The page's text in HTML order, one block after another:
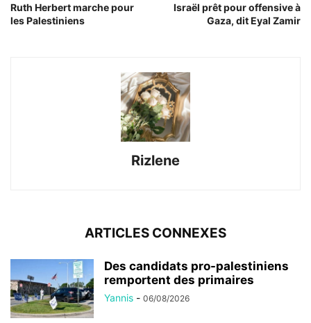
Ruth Herbert marche pour
les Palestiniens
Israël prêt pour offensive à
Gaza, dit Eyal Zamir
Rizlene
ARTICLES CONNEXES
Des candidats pro-palestiniens
remportent des primaires
Yannis - 06/08/2026